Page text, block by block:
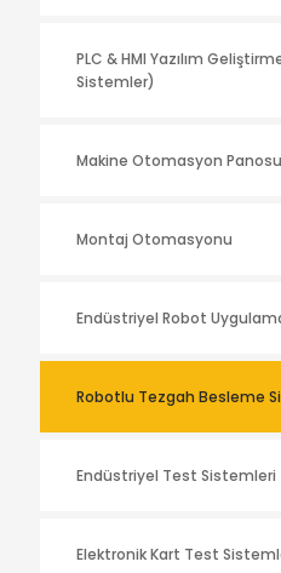
PLC & HMI Yazılım
Sistemler)
Makine Otomasyon
Montaj Otomasyonu
Endüstriyel Robot
Robotlu Tezgah Besleme
Endüstriyel Test Sistemleri
Elektronik Kart Test